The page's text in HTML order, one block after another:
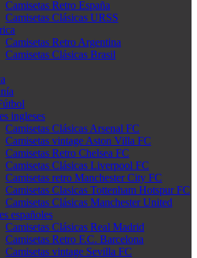
Camisetas Retro España
Camisetas Clásicas URSS
Camisetas Retro Argentina
Camisetas Clásicas Brasil
ingleses
Camisetas Clásicas Arsenal FC
Camisetas vintage Aston Villa FC
Camisetas Retro Chelsea FC
Camisetas Clásicas Liverpool FC
Camisetas retro Manchester City FC
Camisetas Clasicas Tottenham Hotspur FC
Camisetas Clásicas Manchester United
españoles
Camisetas Clásicas Real Madrid
Camisetas Retro F.C. Barcelona
Camisetas vintage Sevilla FC